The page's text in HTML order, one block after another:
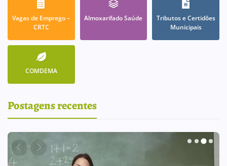
Vagas de Emprego –
CRTC
Almoxarifado Saúde
Tributos e Certidões
Municipais
COMDEMA
Postagens recentes